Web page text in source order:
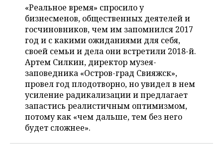
КОМУ ПРИНАДЛЕЖАТ
ТОРГОВЫЕ ЦЕНТРЫ
БЮДЖЕТ
ИНВЕСТИЦИИ
МАШИНОСТРОЕНИЕ
НЕФТЕХИМИЯ
НЕФТЬ
ОПК
ЭНЕРГЕТИКА
НОВОСТИ АВТО
БИЗНЕС
НОВОСТИ БИЗНЕСА
РОЗНИЧНАЯ ТОРГОВЛЯ
ТРАНСПОРТ
УСЛУГИ
ТЕХНОЛОГИИ
НОВОСТИ ТЕХНОЛОГИЙ
МЕДИА
ТЕЛЕКОММУНИКАЦИИ
МЕРОПРИЯТИЯ
НОВОСТИ МЕРОПРИЯТИЙ
ВЫЕЗДНАЯ РЕДАКЦИЯ
БИЗНЕС-БРАНЧИ
СПОРТ
НОВОСТИ СПОРТА
ФУТБОЛ
ОБЩЕСТВО
НОВОСТИ ОБЩЕСТВА
ФОТОГАЛЕРЕЯ
«Реальное время» спросило у
бизнесменов, общественных деятелей и
госчиновников, чем им запомнился 2017
год и с какими ожиданиями для себя,
своей семьи и дела они встретили 2018-й.
Артем Силкин, директор музея-
заповедника «Остров-град Свияжск»,
провел год плодотворно, но увидел в нем
усиление радикализации и предлагает
запастись реалистичным оптимизмом,
потому как «чем дальше, тем без него
будет сложнее».